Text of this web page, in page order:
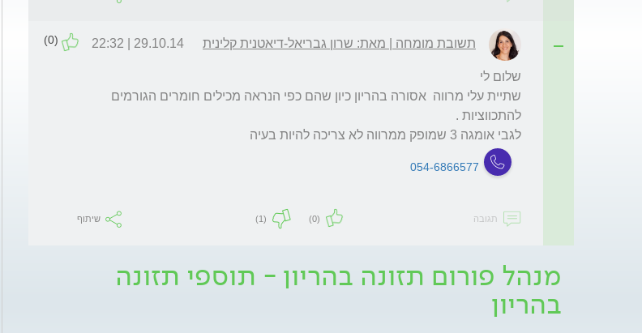
תשובת מומחה | מאת: שרון גבריאל-דיאטנית קלינית 29.10.14 | 22:32
(0)
לגבי אומגה 3 שמופק ממרווה לא צריכה להיות בעיה
054-6866577
תגובה (0)
(1) שיתוף
מנהל פורום תזונה בהריון - תוספי תזונה
בהריון